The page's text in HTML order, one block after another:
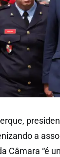
a
Câmara “é